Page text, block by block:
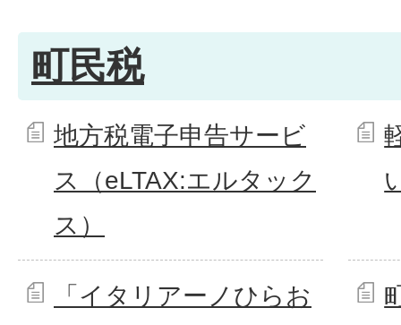
町民税
地方税電子申告サービ
ス（eLTAX:エルタック
ス）
「イタリアーノひらお